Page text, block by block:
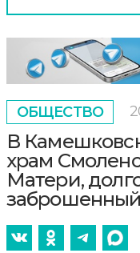
ОБЩЕСТВО
В
храм
Матери,
заброшенный